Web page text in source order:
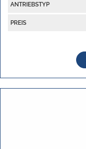
ANTRIEBSTYP
PREIS